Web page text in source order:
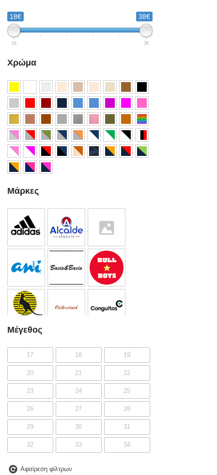
18€ 38€
18 38
Χρώμα
Μάρκες
Μέγεθος
17 18 19
20 21 22
23 24 25
26 27 28
29 30 31
32 33 34
Αφαίρεση φίλτρων